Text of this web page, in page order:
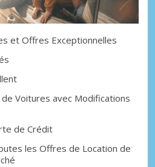
avec eLink
et Offres Exceptionnelles
Voitures avec Modifications
de Crédit
les Offres de Location de